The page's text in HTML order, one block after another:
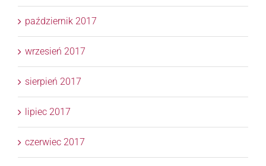
październik 2017
wrzesień 2017
sierpień 2017
lipiec 2017
czerwiec 2017